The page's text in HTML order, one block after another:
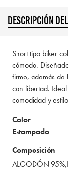
DESCRIPCIÓN
Short tipo biker
cómodo.
firme, además de
con libertad.
comodidad y
Color
Estampado
Composición
ALGODÓN